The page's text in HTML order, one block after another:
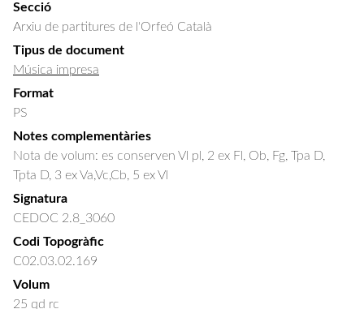
Secció
Arxiu de partitures de l'Orfeó Català
Tipus de document
Música impresa
Format
PS
Notes complementàries
Nota de volum: es conserven Vl pl, 2 ex Fl, Ob, Fg, Tpa D,
Tpta D, 3 ex Va,Vc,Cb, 5 ex Vl
Signatura
CEDOC 2.8_3060
Codi Topogràfic
C02.03.02.169
Volum
25 qd rc